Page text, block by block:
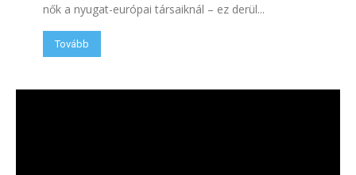
nők a nyugat-európai társaiknál – ez derül...
Tovább